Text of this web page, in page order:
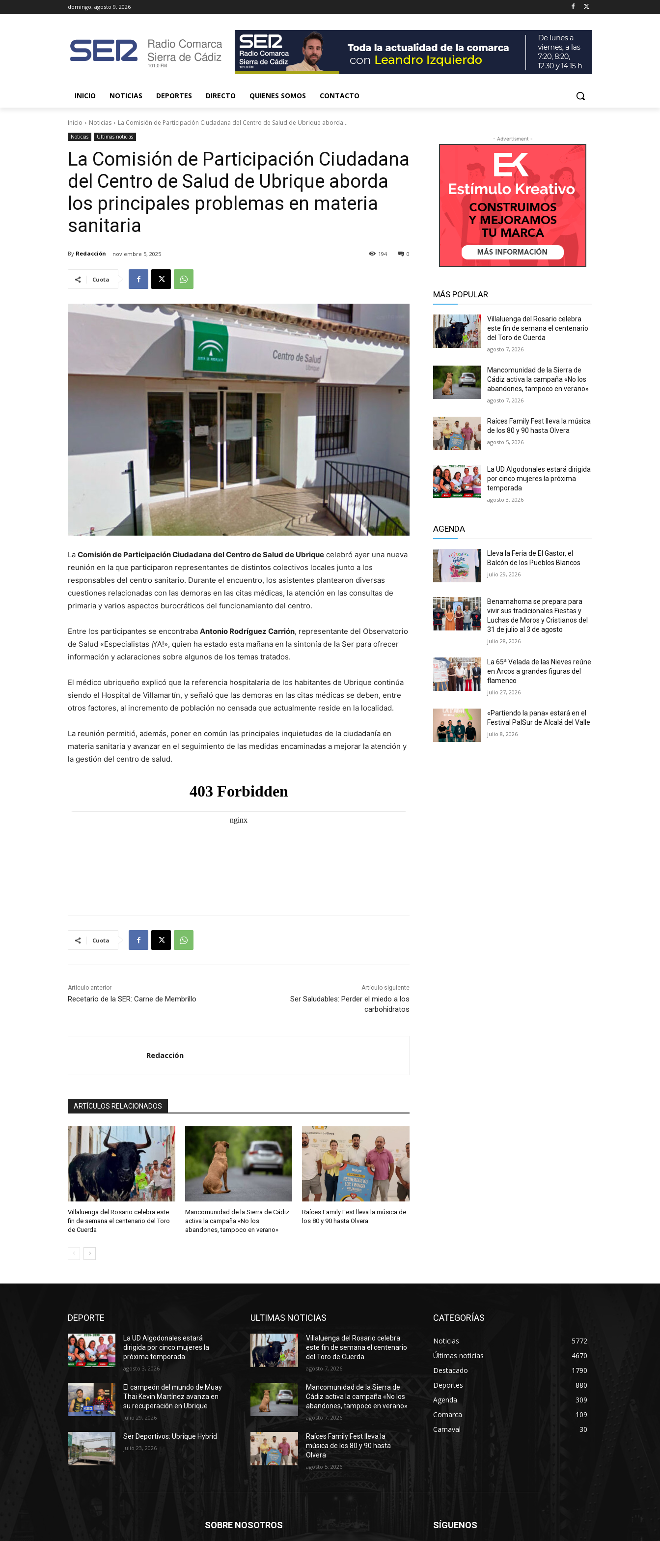
domingo, agosto 9, 2026
INICIO NOTICIAS DEPORTES DIRECTO QUIENES SOMOS CONTACTO
Inicio Noticias La Comisión de Participación Ciudadana del Centro de Salud de Ubrique aborda...
Noticias Últimas noticias
La Comisión de Participación Ciudadana
del Centro de Salud de Ubrique aborda
los principales problemas en materia
sanitaria
By Redacción noviembre 5, 2025 0
194
Cuota
La Comisión de Participación Ciudadana del Centro de Salud de Ubrique celebró ayer una nueva
reunión en la que participaron representantes de distintos colectivos locales junto a los
responsables del centro sanitario. Durante el encuentro, los asistentes plantearon diversas
cuestiones relacionadas con las demoras en las citas médicas, la atención en las consultas de
primaria y varios aspectos burocráticos del funcionamiento del centro.
Entre los participantes se encontraba Antonio Rodríguez Carrión, representante del Observatorio
de Salud «Especialistas ¡YA!», quien ha estado esta mañana en la sintonía de la Ser para ofrecer
información y aclaraciones sobre algunos de los temas tratados.
El médico ubriqueño explicó que la referencia hospitalaria de los habitantes de Ubrique continúa
siendo el Hospital de Villamartín, y señaló que las demoras en las citas médicas se deben, entre
otros factores, al incremento de población no censada que actualmente reside en la localidad.
La reunión permitió, además, poner en común las principales inquietudes de la ciudadanía en
materia sanitaria y avanzar en el seguimiento de las medidas encaminadas a mejorar la atención y
la gestión del centro de salud.
Cuota
Artículo anterior
Recetario de la SER: Carne de Membrillo
Artículo siguiente
Ser Saludables: Perder el miedo a los
carbohidratos
Redacción
ARTÍCULOS RELACIONADOS
Villaluenga del Rosario celebra este
fin de semana el centenario del Toro
de Cuerda
Mancomunidad de la Sierra de Cádiz
activa la campaña «No los
abandones, tampoco en verano»
Raíces Family Fest lleva la música de
los 80 y 90 hasta Olvera
- Advertisment -
MÁS POPULAR
Villaluenga del Rosario celebra
este fin de semana el centenario
del Toro de Cuerda
agosto 7, 2026
Mancomunidad de la Sierra de
Cádiz activa la campaña «No los
abandones, tampoco en verano»
agosto 7, 2026
Raíces Family Fest lleva la música
de los 80 y 90 hasta Olvera
agosto 5, 2026
La UD Algodonales estará dirigida
por cinco mujeres la próxima
temporada
agosto 3, 2026
AGENDA
Lleva la Feria de El Gastor, el
Balcón de los Pueblos Blancos
julio 29, 2026
Benamahoma se prepara para
vivir sus tradicionales Fiestas y
Luchas de Moros y Cristianos del
31 de julio al 3 de agosto
julio 28, 2026
La 65ª Velada de las Nieves reúne
en Arcos a grandes figuras del
flamenco
julio 27, 2026
«Partiendo la pana» estará en el
Festival PalSur de Alcalá del Valle
julio 8, 2026
DEPORTE
La UD Algodonales estará
dirigida por cinco mujeres la
próxima temporada
agosto 3, 2026
El campeón del mundo de Muay
Thai Kevin Martínez avanza en
su recuperación en Ubrique
julio 29, 2026
Ser Deportivos: Ubrique Hybrid
julio 23, 2026
ULTIMAS NOTICIAS
Villaluenga del Rosario celebra
este fin de semana el centenario
del Toro de Cuerda
agosto 7, 2026
Mancomunidad de la Sierra de
Cádiz activa la campaña «No los
abandones, tampoco en verano»
agosto 7, 2026
Raíces Family Fest lleva la
música de los 80 y 90 hasta
Olvera
agosto 5, 2026
CATEGORÍAS
Noticias
5772
Últimas noticias
4670
Destacado
1790
Deportes
880
Agenda
309
Comarca
109
Carnaval
30
SOBRE NOSOTROS SÍGUENOS